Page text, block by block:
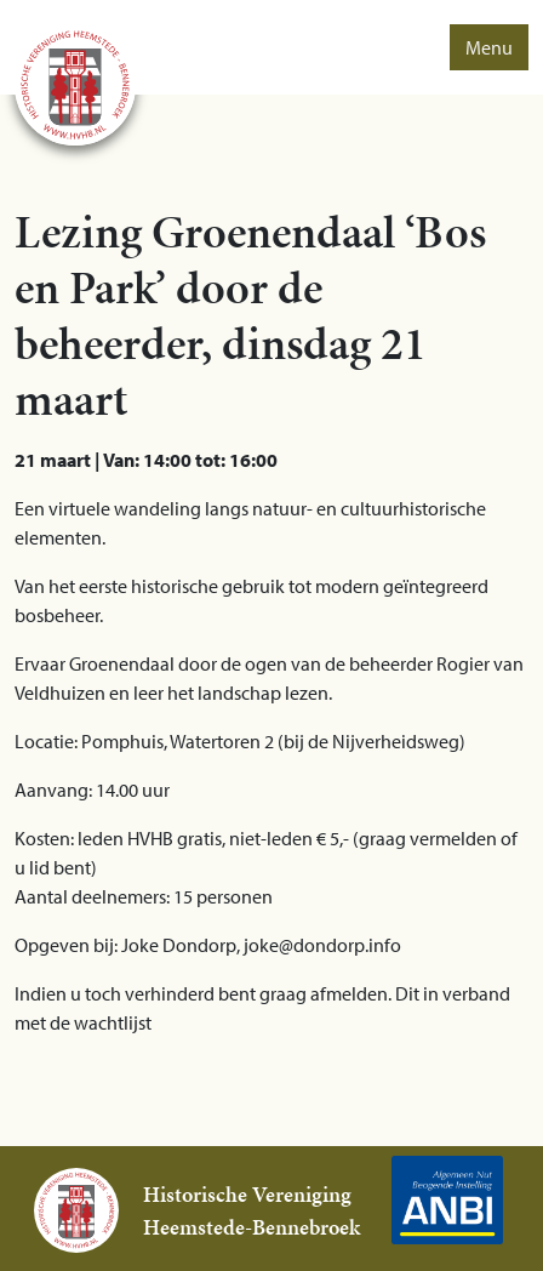
Menu
Lezing Groenendaal ‘Bos
en Park’ door de
beheerder, dinsdag 21
maart
21 maart | Van: 14:00 tot: 16:00
Een virtuele wandeling langs natuur- en cultuurhistorische
elementen.
Van het eerste historische gebruik tot modern geïntegreerd
bosbeheer.
Ervaar Groenendaal door de ogen van de beheerder Rogier van
Veldhuizen en leer het landschap lezen.
Locatie: Pomphuis, Watertoren 2 (bij de Nijverheidsweg)
Aanvang: 14.00 uur
Kosten: leden HVHB gratis, niet-leden € 5,- (graag vermelden of
u lid bent)
Aantal deelnemers: 15 personen
Opgeven bij: Joke Dondorp, joke@dondorp.info
Indien u toch verhinderd bent graag afmelden. Dit in verband
met de wachtlijst
Historische Vereniging
Heemstede-Bennebroek